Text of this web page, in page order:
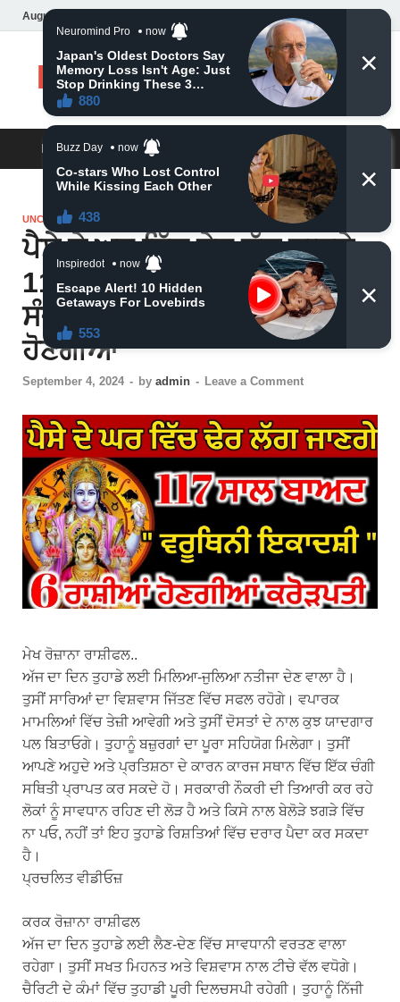
August 8, 2026
Daily News
MAIN MENU
UNCATEGORIZED
ਪੈਸੇ ਦੇ ਘਰ ਵਿੱਚ ਢੇਰ ਲੱਗ ਜਾਣਗੇ
117 ਸਾਲ ਬਾਅਦ ਇਕਾਦਸ਼ੀ ਮਹਾ
ਸੰਜੋਗ 6 ਰਾਸ਼ੀਆਂ ਕਰੋੜਪਤੀ
ਹੋਣਗੀਆਂ
September 4, 2024 - by admin - Leave a Comment
ਮੇਖ ਰੋਜ਼ਾਨਾ ਰਾਸ਼ੀਫਲ..
ਅੱਜ ਦਾ ਦਿਨ ਤੁਹਾਡੇ ਲਈ ਮਿਲਿਆ-ਜੁਲਿਆ ਨਤੀਜਾ ਦੇਣ ਵਾਲਾ ਹੈ।
ਤੁਸੀਂ ਸਾਰਿਆਂ ਦਾ ਵਿਸ਼ਵਾਸ ਜਿੱਤਣ ਵਿੱਚ ਸਫਲ ਰਹੋਗੇ। ਵਪਾਰਕ
ਮਾਮਲਿਆਂ ਵਿੱਚ ਤੇਜ਼ੀ ਆਵੇਗੀ ਅਤੇ ਤੁਸੀਂ ਦੋਸਤਾਂ ਦੇ ਨਾਲ ਕੁਝ ਯਾਦਗਾਰ
ਪਲ ਬਿਤਾਓਗੇ। ਤੁਹਾਨੂੰ ਬਜ਼ੁਰਗਾਂ ਦਾ ਪੂਰਾ ਸਹਿਯੋਗ ਮਿਲੇਗਾ। ਤੁਸੀਂ
ਆਪਣੇ ਅਹੁਦੇ ਅਤੇ ਪ੍ਰਤਿਸ਼ਠਾ ਦੇ ਕਾਰਨ ਕਾਰਜ ਸਥਾਨ ਵਿੱਚ ਇੱਕ ਚੰਗੀ
ਸਥਿਤੀ ਪ੍ਰਾਪਤ ਕਰ ਸਕਦੇ ਹੋ। ਸਰਕਾਰੀ ਨੌਕਰੀ ਦੀ ਤਿਆਰੀ ਕਰ ਰਹੇ
ਲੋਕਾਂ ਨੂੰ ਸਾਵਧਾਨ ਰਹਿਣ ਦੀ ਲੋੜ ਹੈ ਅਤੇ ਕਿਸੇ ਨਾਲ ਬੇਲੋੜੇ ਝਗੜੇ ਵਿੱਚ
ਨਾ ਪਓ, ਨਹੀਂ ਤਾਂ ਇਹ ਤੁਹਾਡੇ ਰਿਸ਼ਤਿਆਂ ਵਿੱਚ ਦਰਾਰ ਪੈਦਾ ਕਰ ਸਕਦਾ
ਹੈ।
ਪ੍ਰਚਲਿਤ ਵੀਡੀਓਜ਼
ਕਰਕ ਰੋਜ਼ਾਨਾ ਰਾਸ਼ੀਫਲ
ਅੱਜ ਦਾ ਦਿਨ ਤੁਹਾਡੇ ਲਈ ਲੈਣ-ਦੇਣ ਵਿੱਚ ਸਾਵਧਾਨੀ ਵਰਤਣ ਵਾਲਾ
ਰਹੇਗਾ। ਤੁਸੀਂ ਸਖਤ ਮਿਹਨਤ ਅਤੇ ਵਿਸ਼ਵਾਸ ਨਾਲ ਟੀਚੇ ਵੱਲ ਵਧੋਗੇ।
ਚੈਰਿਟੀ ਦੇ ਕੰਮਾਂ ਵਿੱਚ ਤੁਹਾਡੀ ਪੂਰੀ ਦਿਲਚਸਪੀ ਰਹੇਗੀ। ਤੁਹਾਨੂੰ ਨਿੱਜੀ